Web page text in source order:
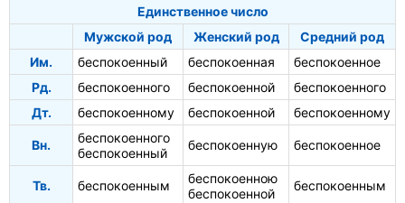
Единственное число
Мужской род
Женский род
Средний род
Им.
беспокоенный беспокоенная
беспокоенное
Рд.
беспокоенного беспокоенной
беспокоенного
Дт.
беспокоенному беспокоенной беспокоенному
Вн.
беспокоенного
беспокоенный
беспокоенную беспокоенное
Тв. беспокоенным
беспокоенною
беспокоенной
беспокоенным